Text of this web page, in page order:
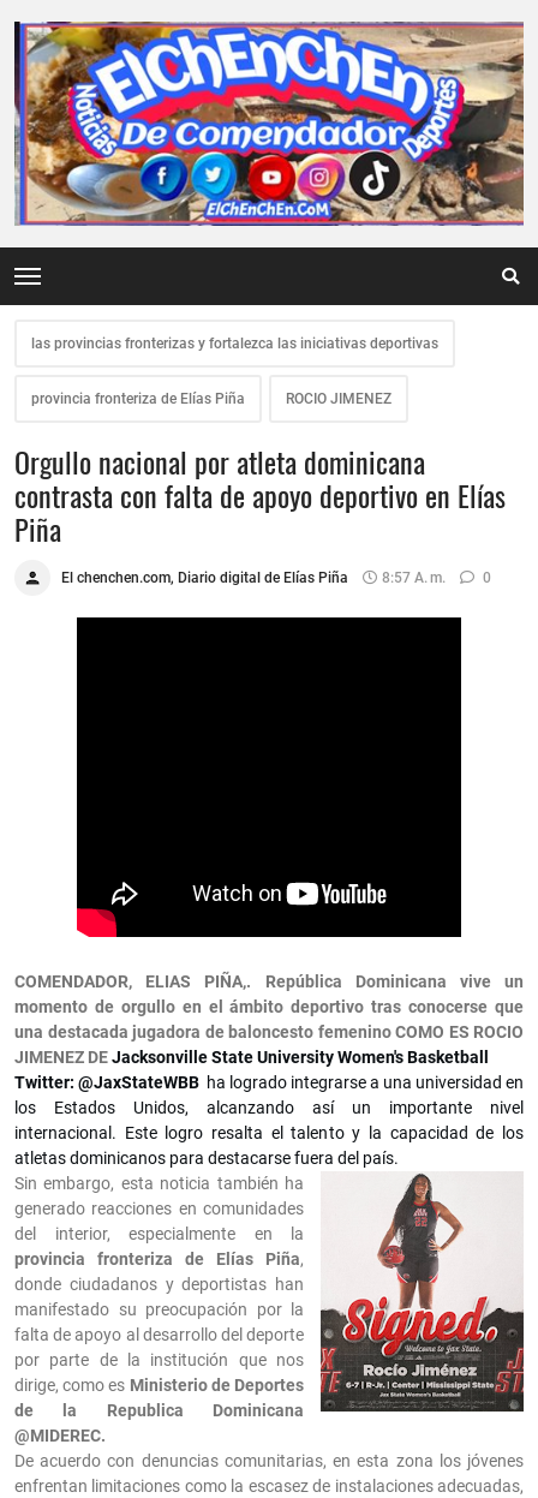
las provincias fronterizas y fortalezca las iniciativas deportivas
provincia fronteriza de Elías Piña ROCIO JIMENEZ
Orgullo nacional por atleta dominicana
contrasta con falta de apoyo deportivo en Elías
Piña
El chenchen.com, Diario digital de Elías Piña 8:57 A. M. 0
COMENDADOR, ELIAS PIÑA,. República Dominicana vive un
momento de orgullo en el ámbito deportivo tras conocerse que
una destacada jugadora de baloncesto femenino COMO ES ROCIO
JIMENEZ DEJacksonville State University Women's Basketball
Twitter: @JaxStateWBB ha logrado integrarse a una universidad en
los Estados Unidos, alcanzando así un importante nivel
internacional. Este logro resalta el talento y la capacidad de los
atletas dominicanos para destacarse fuera del país.
Sin embargo, esta noticia también ha
generado reacciones en comunidades
del interior, especialmente en la
provincia fronteriza de Elías Piña,
donde ciudadanos y deportistas han
manifestado su preocupación por la
falta de apoyo al desarrollo del deporte
por parte de la institución que nos
dirige, como es Ministerio de Deportes
de la Republica Dominicana
@MIDEREC.
De acuerdo con denuncias comunitarias, en esta zona los jóvenes
enfrentan limitaciones como la escasez de instalaciones adecuadas,